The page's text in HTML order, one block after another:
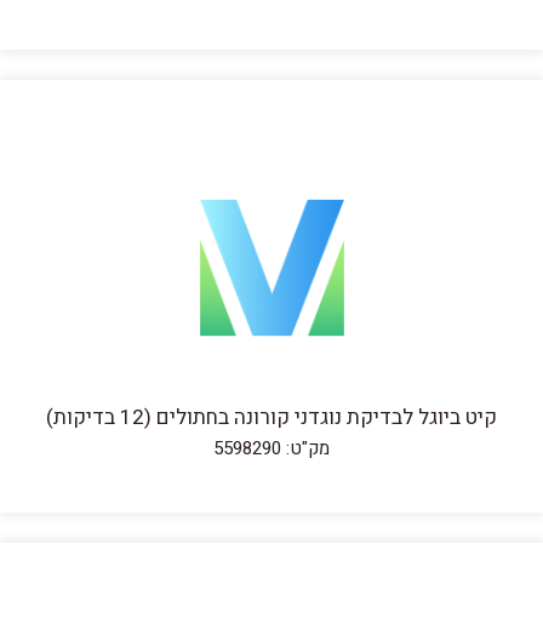
קיט ביוגל לבדיקת נוגדני קורונה בחתולים (12 בדיקות)
מק"ט: 5598290